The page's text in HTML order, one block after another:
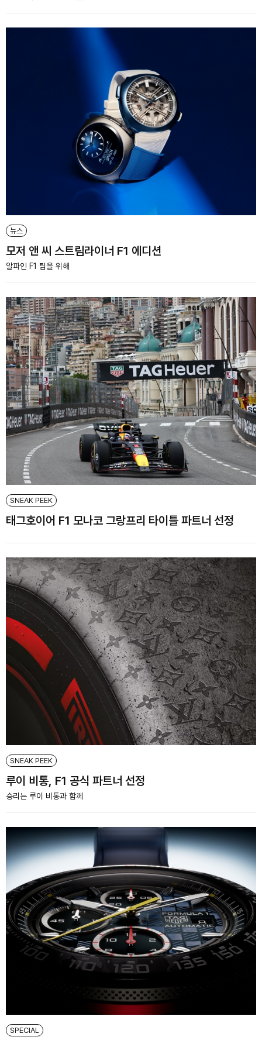
뉴스
모저 앤 씨 스트림라이너 F1 에디션
알파인 F1 팀을 위해
SNEAK PEEK
태그호이어 F1 모나코 그랑프리 타이틀 파트너 선정
SNEAK PEEK
루이 비통, F1 공식 파트너 선정
승리는 루이 비통과 함께
SPECIAL